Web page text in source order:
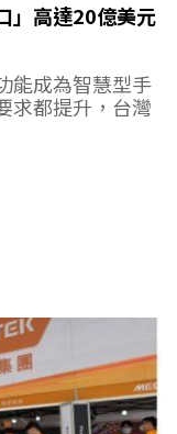
」高達20億美元
能成為智慧型手
求都提升，台灣